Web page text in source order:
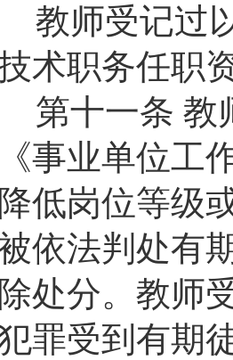
教师受记过
术职务任职
第十一条 教
《事业单位工
降低岗位等级
依法判处有
除处分。教师
罪受到有期